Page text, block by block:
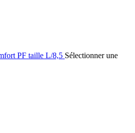
PF taille L/8,5 Sélectionner une